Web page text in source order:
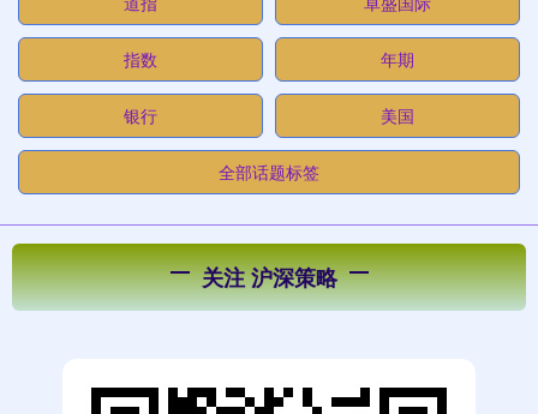
指数 年期
银行 美国
全部话题标签
关注 沪深策略